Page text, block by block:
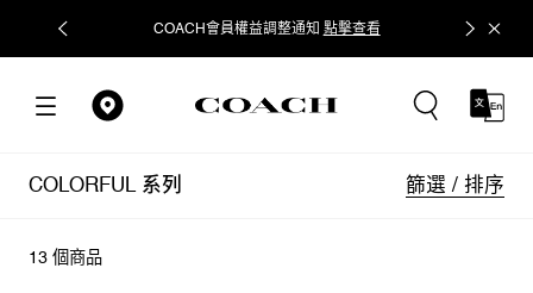
COACH會員權益調整通知 點擊查看 立即追蹤
COLORFUL 系列 篩選 / 排序
13 個商品